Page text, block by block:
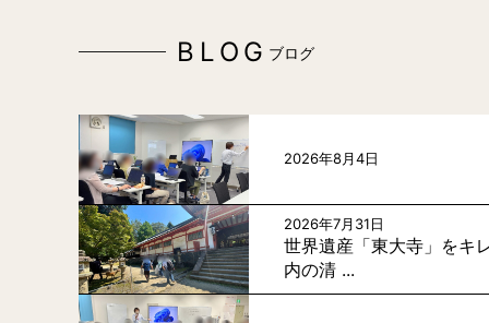
BLOG ブログ
2026年8月4日
2026年7月31日
世界遺産「東大寺」をキ
内の清 ...